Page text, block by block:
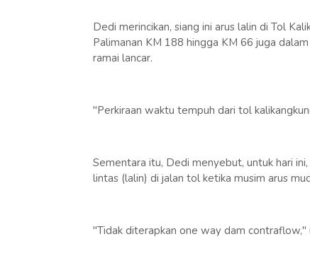
Dedi merincikan, siang ini arus lalin di Tol
Palimanan KM 188 hingga KM 66 juga
ramai lancar.
"Perkiraan waktu tempuh dari tol
Sementara itu, Dedi menyebut, untuk hari
lintas (lalin) di jalan tol ketika musim arus
"Tidak diterapkan one way dam contraflow,"